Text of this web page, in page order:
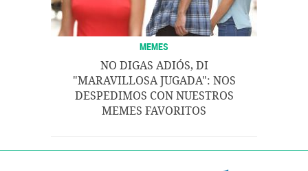
MEMES
NO DIGAS ADIÓS, DI
"MARAVILLOSA JUGADA": NOS
DESPEDIMOS CON NUESTROS
MEMES FAVORITOS